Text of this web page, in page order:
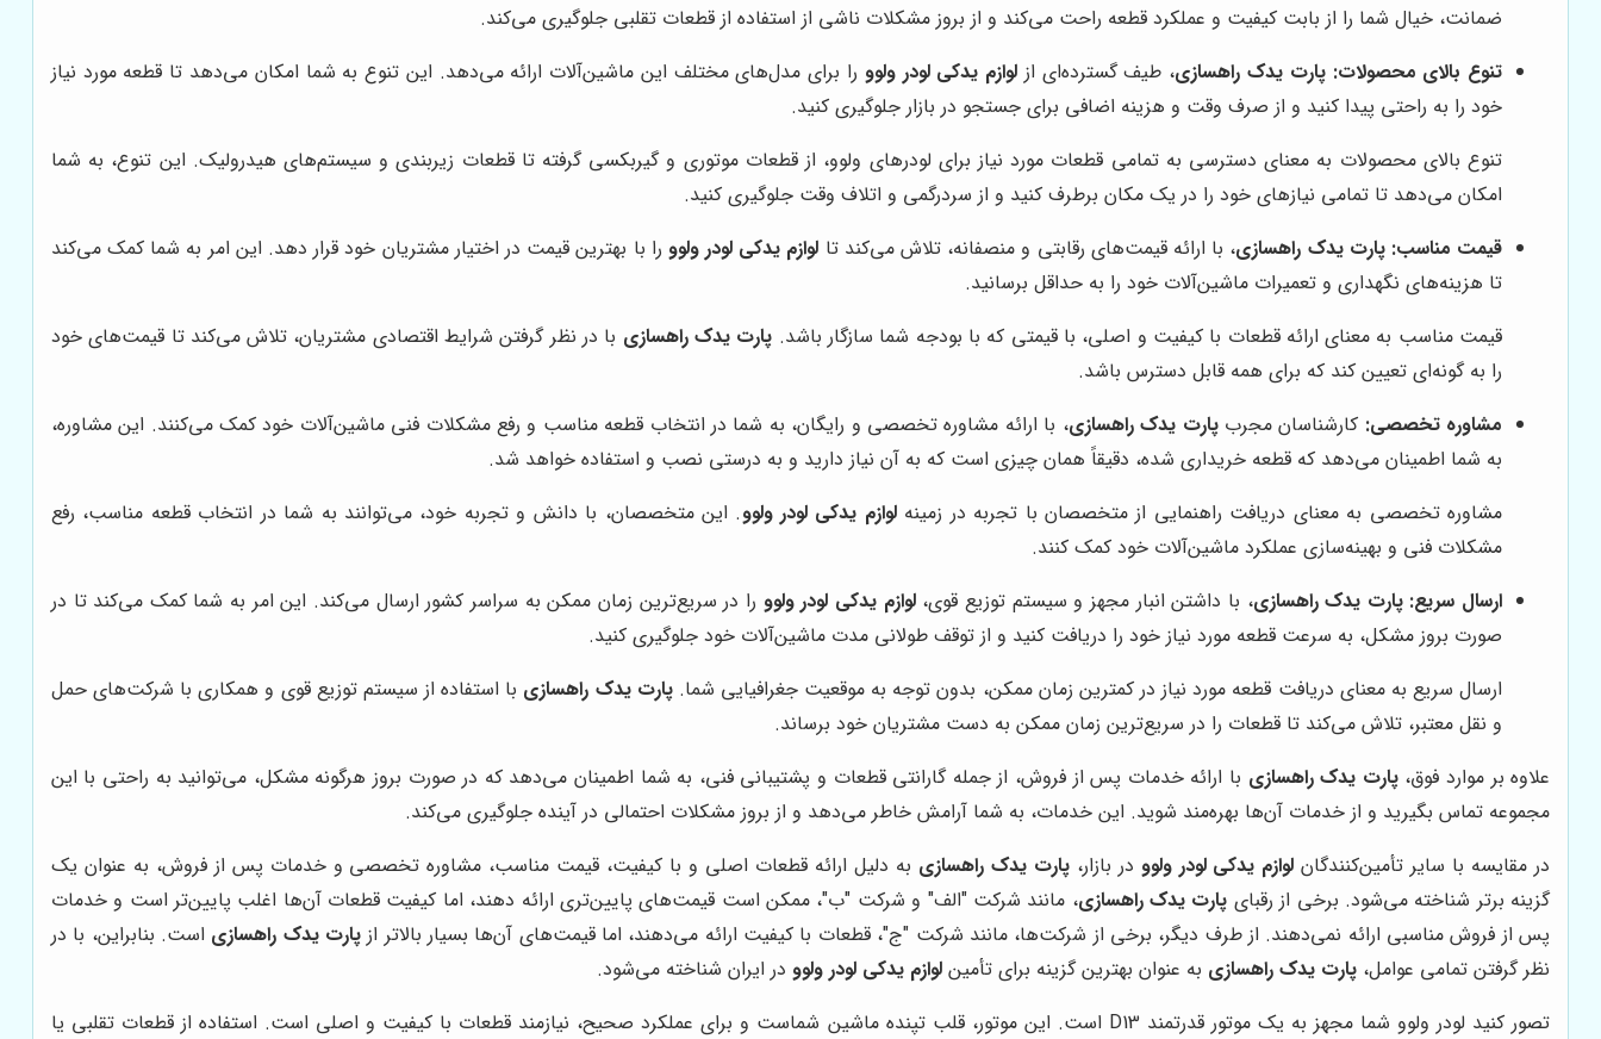
ضمانت، خیال شما را از بابت کیفیت و عملکرد قطعه راحت می‌کند و از بروز مشکلات ناشی از استفاده از قطعات تقلبی جلوگیری می‌کند.
تنوع بالای محصولات: پارت یدک راهسازی، طیف گسترده‌ای از لوازم یدکی لودر ولوو را برای مدل‌های مختلف این ماشین‌آلات ارائه می‌دهد. این تنوع به شما امکان می‌دهد تا قطعه مورد نیاز
خود را به راحتی پیدا کنید و از صرف وقت و هزینه اضافی برای جستجو در بازار جلوگیری کنید.
تنوع بالای محصولات به معنای دسترسی به تمامی قطعات مورد نیاز برای لودرهای ولوو، از قطعات موتوری و گیربکسی گرفته تا قطعات زیربندی و سیستم‌های هیدرولیک. این تنوع، به شما
امکان می‌دهد تا تمامی نیازهای خود را در یک مکان برطرف کنید و از سردرگمی و اتلاف وقت جلوگیری کنید.
قیمت مناسب: پارت یدک راهسازی، با ارائه قیمت‌های رقابتی و منصفانه، تلاش می‌کند تا لوازم یدکی لودر ولوو را با بهترین قیمت در اختیار مشتریان خود قرار دهد. این امر به شما کمک می‌کند
تا هزینه‌های نگهداری و تعمیرات ماشین‌آلات خود را به حداقل برسانید.
قیمت مناسب به معنای ارائه قطعات با کیفیت و اصلی، با قیمتی که با بودجه شما سازگار باشد. پارت یدک راهسازی با در نظر گرفتن شرایط اقتصادی مشتریان، تلاش می‌کند تا قیمت‌های خود
را به گونه‌ای تعیین کند که برای همه قابل دسترس باشد.
مشاوره تخصصی: کارشناسان مجربپارت یدک راهسازی، با ارائه مشاوره تخصصی و رایگان، به شما در انتخاب قطعه مناسب و رفع مشکلات فنی ماشین‌آلات خود کمک می‌کنند. این مشاوره،
به شما اطمینان می‌دهد که قطعه خریداری شده، دقیقاً همان چیزی است که به آن نیاز دارید و به درستی نصب و استفاده خواهد شد.
مشاوره تخصصی به معنای دریافت راهنمایی از متخصصان با تجربه در زمینهلوازم یدکی لودر ولوو. این متخصصان، با دانش و تجربه خود، می‌توانند به شما در انتخاب قطعه مناسب، رفع
مشکلات فنی و بهینه‌سازی عملکرد ماشین‌آلات خود کمک کنند.
ارسال سریع: پارت یدک راهسازی، با داشتن انبار مجهز و سیستم توزیع قوی،لوازم یدکی لودر ولوو را در سریع‌ترین زمان ممکن به سراسر کشور ارسال می‌کند. این امر به شما کمک می‌کند تا در
صورت بروز مشکل، به سرعت قطعه مورد نیاز خود را دریافت کنید و از توقف طولانی مدت ماشین‌آلات خود جلوگیری کنید.
ارسال سریع به معنای دریافت قطعه مورد نیاز در کمترین زمان ممکن، بدون توجه به موقعیت جغرافیایی شما.پارت یدک راهسازی با استفاده از سیستم توزیع قوی و همکاری با شرکت‌های حمل
و نقل معتبر، تلاش می‌کند تا قطعات را در سریع‌ترین زمان ممکن به دست مشتریان خود برساند.
علاوه بر موارد فوق،پارت یدک راهسازی با ارائه خدمات پس از فروش، از جمله گارانتی قطعات و پشتیبانی فنی، به شما اطمینان می‌دهد که در صورت بروز هرگونه مشکل، می‌توانید به راحتی با این
مجموعه تماس بگیرید و از خدمات آن‌ها بهره‌مند شوید. این خدمات، به شما آرامش خاطر می‌دهد و از بروز مشکلات احتمالی در آینده جلوگیری می‌کند.
در مقایسه با سایر تأمین‌کنندگان لوازم یدکی لودر ولوو در بازار،پارت یدک راهسازی به دلیل ارائه قطعات اصلی و با کیفیت، قیمت مناسب، مشاوره تخصصی و خدمات پس از فروش، به عنوان یک
گزینه برتر شناخته می‌شود. برخی از رقبای پارت یدک راهسازی، مانند شرکت "الف" و شرکت "ب"، ممکن است قیمت‌های پایین‌تری ارائه دهند، اما کیفیت قطعات آن‌ها اغلب پایین‌تر است و خدمات
پس از فروش مناسبی ارائه نمی‌دهند. از طرف دیگر، برخی از شرکت‌ها، مانند شرکت "ج"، قطعات با کیفیت ارائه می‌دهند، اما قیمت‌های آن‌ها بسیار بالاتر ازپارت یدک راهسازی است. بنابراین، با در
نظر گرفتن تمامی عوامل، پارت یدک راهسازی به عنوان بهترین گزینه برای تأمین لوازم یدکی لودر ولوودر ایران شناخته می‌شود.
تصور کنید لودر ولوو شما مجهز به یک موتور قدرتمند D13 است. این موتور، قلب تپنده ماشین شماست و برای عملکرد صحیح، نیازمند قطعات با کیفیت و اصلی است. استفاده از قطعات تقلبی یا